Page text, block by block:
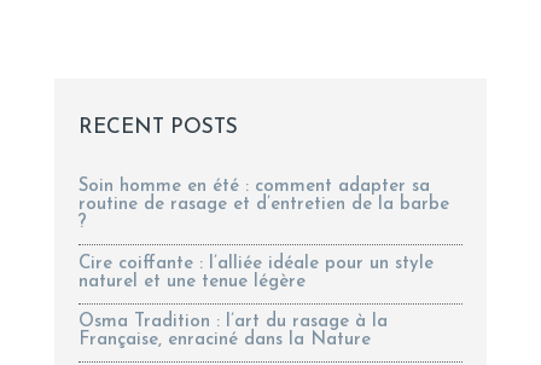
RECENT POSTS
Soin homme en été : comment adapter sa
routine de rasage et d’entretien de la barbe
?
Cire coiffante : l’alliée idéale pour un style
naturel et une tenue légère
Osma Tradition : l’art du rasage à la
Française, enraciné dans la Nature